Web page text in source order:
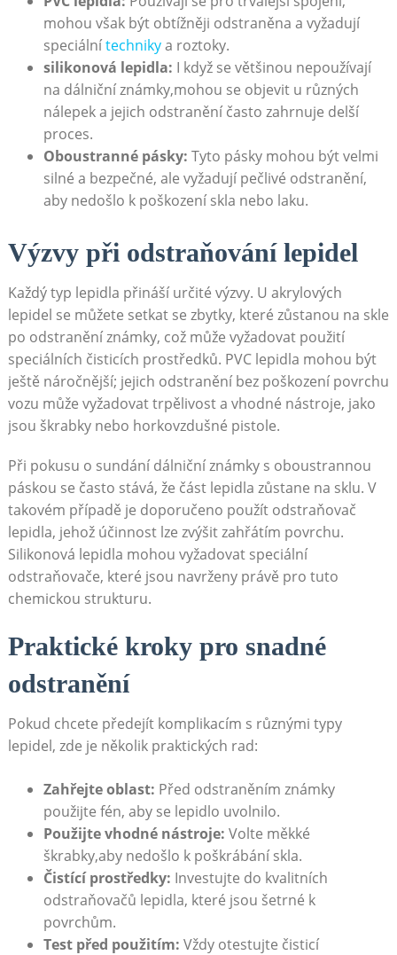
mohou však být obtížněji odstraněna a vyžadují
speciálnítechnikya roztoky.
silikonová lepidla: I když se většinou nepoužívají
na dálniční známky,mohou se objevit u různých
nálepek a jejich odstranění často zahrnuje delší
proces.
Oboustranné pásky: Tyto pásky mohou být velmi
silné a bezpečné, ale vyžadují pečlivé odstranění,
aby nedošlo k poškození skla nebo laku.
Výzvy při odstraňování lepidel
Každý typ lepidla přináší určité výzvy. U akrylových
lepidel se můžete setkat se zbytky, které zůstanou na skle
po odstranění známky, což může vyžadovat použití
speciálních čisticích prostředků. PVC lepidla mohou být
ještě náročnější; jejich odstranění bez poškození povrchu
vozu může vyžadovat trpělivost a vhodné nástroje, jako
jsou škrabky nebo horkovzdušné pistole.
Při pokusu o sundání dálniční známky s oboustrannou
páskou se často stává, že část lepidla zůstane na sklu. V
takovém případě je doporučeno použít odstraňovač
lepidla, jehož účinnost lze zvýšit zahřátím povrchu.
Silikonová lepidla mohou vyžadovat speciální
odstraňovače, které jsou navrženy právě pro tuto
chemickou strukturu.
Praktické kroky pro snadné
odstranění
Pokud chcete předejít komplikacím s různými typy
lepidel, zde je několik praktických rad:
Zahřejte oblast: Před odstraněním známky
použijte fén, aby se lepidlo uvolnilo.
Použijte vhodné nástroje: Volte měkké
škrabky,aby nedošlo k poškrábání skla.
Čistící prostředky: Investujte do kvalitních
odstraňovačů lepidla, které jsou šetrné k
povrchům.
Test před použitím: Vždy otestujte čisticí